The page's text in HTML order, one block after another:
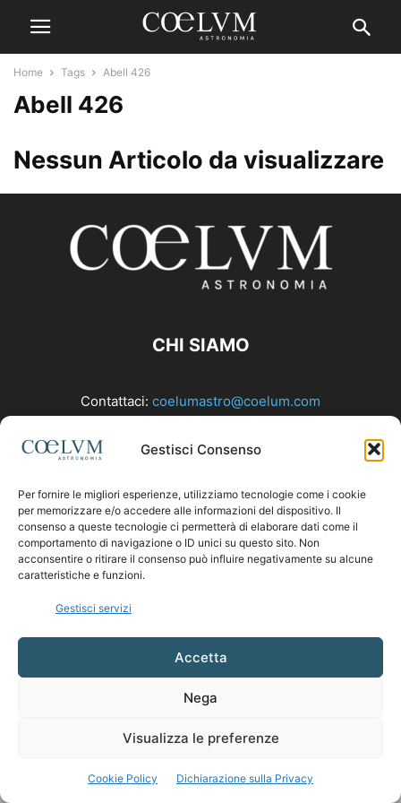
Gestisci Consenso
Per fornire le migliori esperienze, utilizziamo tecnologie come i cookie
per memorizzare e/o accedere alle informazioni del dispositivo. Il
consenso a queste tecnologie ci permetterà di elaborare dati come il
comportamento di navigazione o ID unici su questo sito. Non
acconsentire o ritirare il consenso può influire negativamente su alcune
caratteristiche e funzioni.
Gestisci servizi
Accetta
Nega
Visualizza le preferenze
Cookie Policy Dichiarazione sulla Privacy
Home Tags Abell 426
Abell 426
Nessun Articolo da visualizzare
CHI SIAMO
Contattaci: coelumastro@coelum.com
SEGUICI